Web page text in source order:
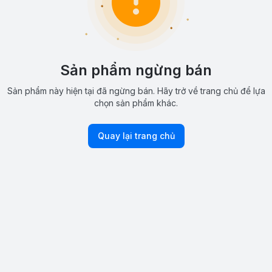
Sản phẩm ngừng bán
Sản phẩm này hiện tại đã ngừng bán. Hãy trở về trang chủ để lựa
chọn sản phẩm khác.
Quay lại trang chủ